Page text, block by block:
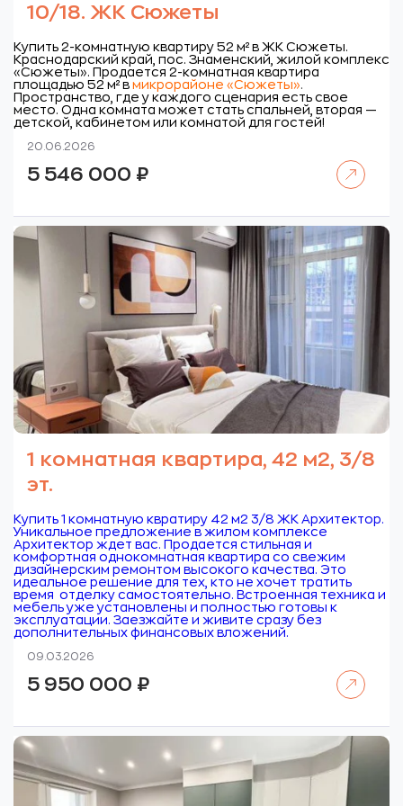
10/18. ЖК Сюжеты
Купить 2-комнатную квартиру 52 м² в ЖК Сюжеты.
Краснодарский край, пос. Знаменский, жилой комплекс
«Сюжеты». Продается 2-комнатная квартира
площадью 52 м² в микрорайоне «Сюжеты».
Пространство, где у каждого сценария есть свое
место. Одна комната может стать спальней, вторая —
детской, кабинетом или комнатой для гостей!
20.06.2026
5 546 000 ₽
1 комнатная квартира, 42 м2, 3/8
эт.
Купить 1 комнатную квратиру 42 м2 3/8 ЖК Архитектор.
Уникальное предложение в жилом комплексе
Архитектор ждет вас. Продается стильная и
комфортная однокомнатная квартира со свежим
дизайнерским ремонтом высокого качества. Это
идеальное решение для тех, кто не хочет тратить
время отделку самостоятельно. Встроенная техника и
мебель уже установлены и полностью готовы к
эксплуатации. Заезжайте и живите сразу без
дополнительных финансовых вложений.
09.03.2026
5 950 000 ₽